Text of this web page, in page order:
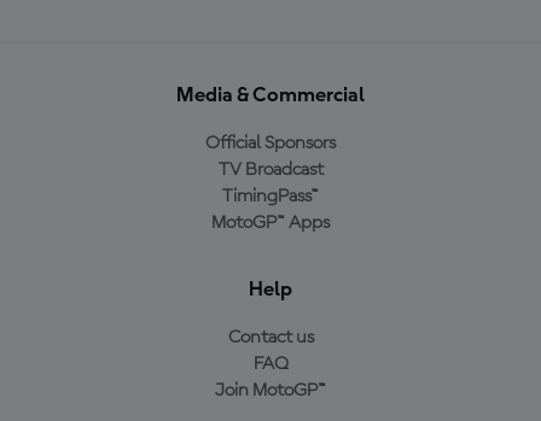
Media & Commercial
Official Sponsors
TV Broadcast
TimingPass™
MotoGP™ Apps
Help
Contact us
FAQ
Join MotoGP™